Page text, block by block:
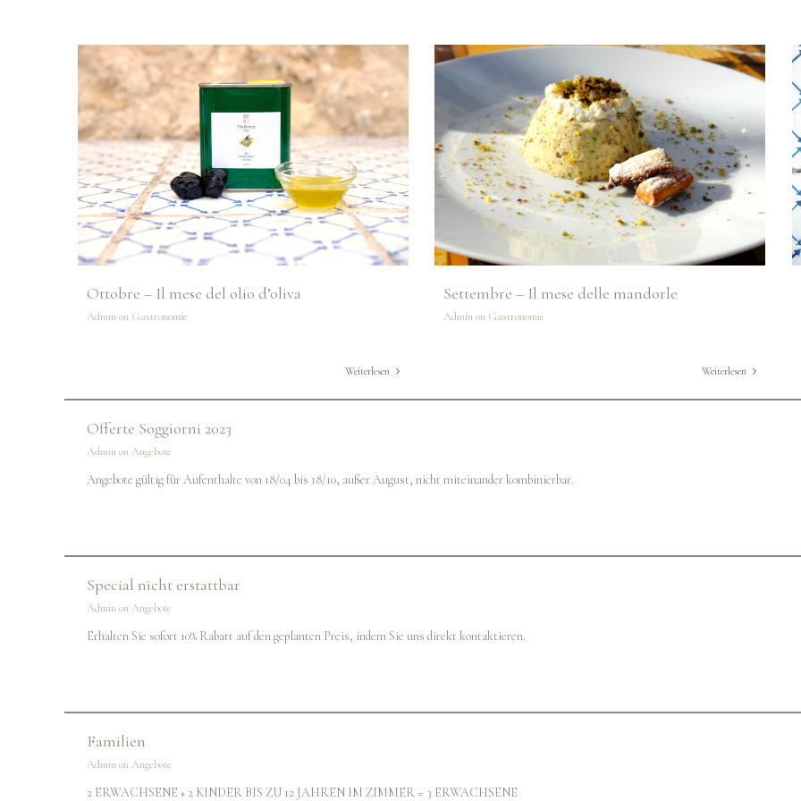
Startseite Die Villa Zimmer Kontakt
Ottobre – Il mese del olio d’oliva
Admin on Gastronomie
Weiterlesen
Settembre – Il mese delle mandorle
Admin on Gastronomie
Weiterlesen
Offerte Soggiorni 2023
Admin on Angebote
Angebote gültig für Aufenthalte von 18/04 bis 18/10, außer August, nicht miteinander kombinierbar.
Special nicht erstattbar
Admin on Angebote
Erhalten Sie sofort 10% Rabatt auf den geplanten Preis, indem Sie uns direkt kontaktieren.
Familien
Admin on Angebote
2 ERWACHSENE + 2 KINDER BIS ZU 12 JAHREN IM ZIMMER = 3 ERWACHSENE